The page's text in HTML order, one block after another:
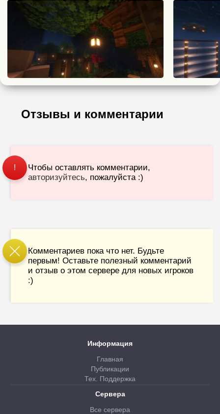
Отзывы и комментарии
!
Чтобы оставлять комментарии,
авторизуйтесь, пожалуйста :)
Комментариев пока что нет. Будьте
первым! Оставьте полезный комментарий
и отзыв о этом сервере для новых игроков
:)
Информация
Главная
Публикации
Тех. Поддержка
Сервера
Все сервера